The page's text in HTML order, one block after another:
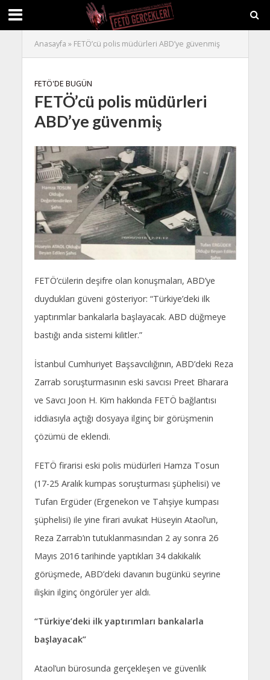
Anasayfa » FETÖ’cü polis müdürleri ABD’ye güvenmiş
FETÖ'DE BUGÜN
FETÖ’cü polis müdürleri
ABD’ye güvenmiş
FETÖ’cülerin deşifre olan konuşmaları, ABD’ye
duydukları güveni gösteriyor: “Türkiye’deki ilk
yaptırımlar bankalarla başlayacak. ABD düğmeye
bastığı anda sistemi kilitler.”
İstanbul Cumhuriyet Başsavcılığının, ABD’deki Reza
Zarrab soruşturmasının eski savcısı Preet Bharara
ve Savcı Joon H. Kim hakkında FETÖ bağlantısı
iddiasıyla açtığı dosyaya ilginç bir görüşmenin
çözümü de eklendi.
FETÖ firarisi eski polis müdürleri Hamza Tosun
(17-25 Aralık kumpas soruşturması şüphelisi) ve
Tufan Ergüder (Ergenekon ve Tahşiye kumpası
şüphelisi) ile yine firari avukat Hüseyin Ataol’un,
Reza Zarrab’ın tutuklanmasından 2 ay sonra 26
Mayıs 2016 tarihinde yaptıkları 34 dakikalık
görüşmede, ABD’deki davanın bugünkü seyrine
ilişkin ilginç öngörüler yer aldı.
“Türkiye’deki ilk yaptırımları bankalarla
başlayacak”
Ataol’un bürosunda gerçekleşen ve güvenlik